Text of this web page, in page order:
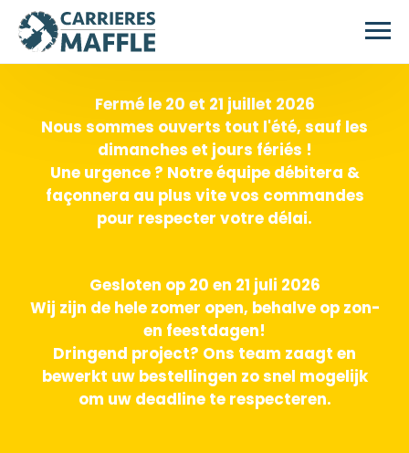
Skip to main content
Fermé le 20 et 21 juillet 2026
Nous sommes ouverts tout l'été, sauf les
dimanches et jours fériés !
Une urgence ? Notre équipe débitera &
façonnera au plus vite vos commandes
pour respecter votre délai.
Gesloten op 20 en 21 juli 2026
Wij zijn de hele zomer open, behalve op zon-
en feestdagen!
Dringend project? Ons team zaagt en
bewerkt uw bestellingen zo snel mogelijk
om uw deadline te respecteren.